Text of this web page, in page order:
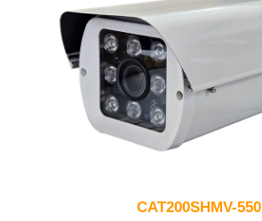
CAT200SHMV-550